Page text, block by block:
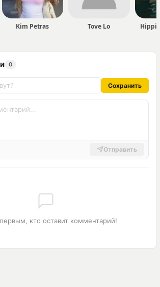
Kim Petras Tove Lo
0
Сохранить
Отправить
кто оставит комментарий!